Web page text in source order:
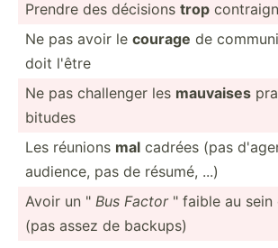
Prendre des décisions trop
Ne pas avoir le courage de
doit l'être
Ne pas challenger les mauvaises
bitudes
Les réunions mal cadrées (pas
audience, pas de résumé, ...)
Avoir un " Bus Factor" faible au sein
(pas assez de backups)